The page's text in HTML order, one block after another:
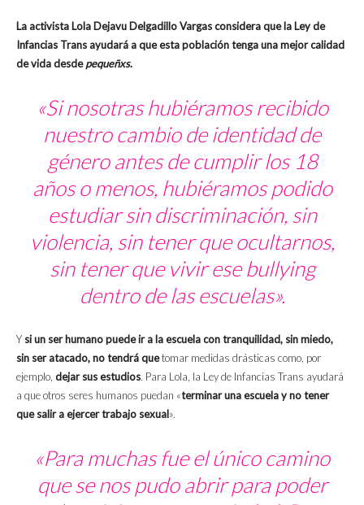
La activista Lola Dejavu Delgadillo Vargas considera que la Ley de
Infancias Trans ayudará a que esta población tenga una mejor calidad
de vida desdepequeñxs.
«Si nosotras hubiéramos recibido
nuestro cambio de identidad de
género antes de cumplir los 18
años o menos, hubiéramos podido
estudiar sin discriminación, sin
violencia, sin tener que ocultarnos,
sin tener que vivir esebullying
dentro de las escuelas».
Y si un ser humano puede ir a la escuela con tranquilidad, sin miedo,
sin ser atacado, no tendrá quetomar medidas drásticas como, por
ejemplo, dejar sus estudios. Para Lola, la Ley de Infancias Trans ayudará
a que otros seres humanos puedan «terminar una escuela y no tener
que salir a ejercer trabajo sexual».
«Para muchas fue el único camino
que se nos pudo abrir para poder